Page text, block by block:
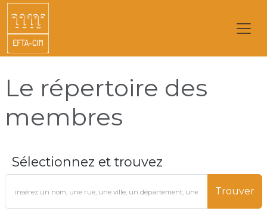
Le répertoire des
membres
Sélectionnez et trouvez
Trouver